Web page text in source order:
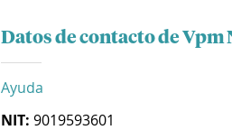
Datos de contacto de Vpm
Ayuda
NIT: 9019593601